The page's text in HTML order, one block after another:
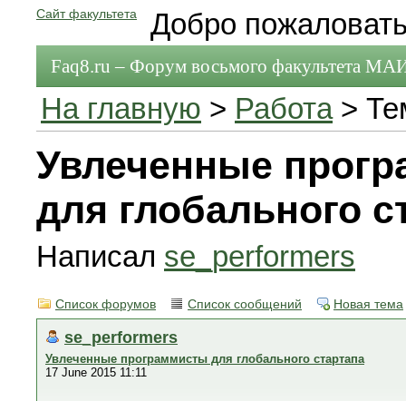
Сайт факультета Добро
Faq8.ru – Форум восьмого факультета
На главную > Работа>
Увлеченные
для глобального
Написал se_performers
Список форумов Список сообщений Новая тема
se_performers
Увлеченные программисты для глобального стартапа
17 June 2015 11:11